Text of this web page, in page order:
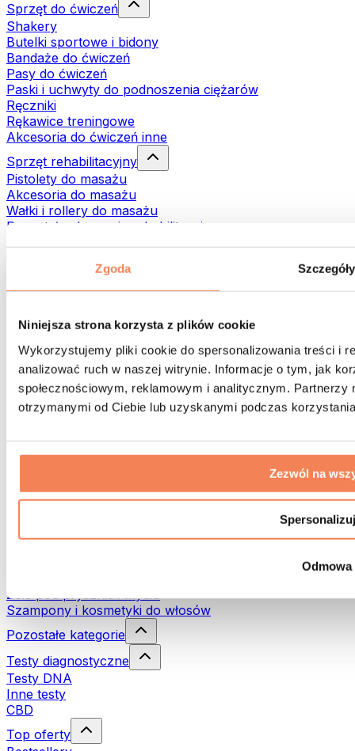
Zgoda Szczegóły
Niniejsza strona korzysta z plików cookie
Wykorzystujemy pliki cookie do spersonalizowania treści i
analizować ruch w naszej witrynie. Informacje o tym, jak
społecznościowym, reklamowym i analitycznym. Partnerzy
otrzymanymi od Ciebie lub uzyskanymi podczas
Zezwól na
Spersonalizuj
Odmowa
Sprzęt do ćwiczeń
Shakery
Butelki sportowe i bidony
Bandaże do ćwiczeń
Pasy do ćwiczeń
Paski i uchwyty do podnoszenia ciężarów
Ręczniki
Rękawice treningowe
Akcesoria do ćwiczeń inne
Sprzęt rehabilitacyjny
Pistolety do masażu
Akcesoria do masażu
Wałki i rollery do masażu
Pozostałe akcesoria rehabilitacyjne
Torby i plecaki
Torby na żywność i akcesoria
Akcesoria dopasowane do aktywności
Bieganie
Sporty walki
Kolarstwo
Joga i pilates
Terapia zimnem
Trekking
Filtry i dzbanki do wody
Środki do prania
Żele pod prysznic i mydła
Szampony i kosmetyki do włosów
Pozostałe kategorie
Testy diagnostyczne
Testy DNA
Inne testy
CBD
Top oferty